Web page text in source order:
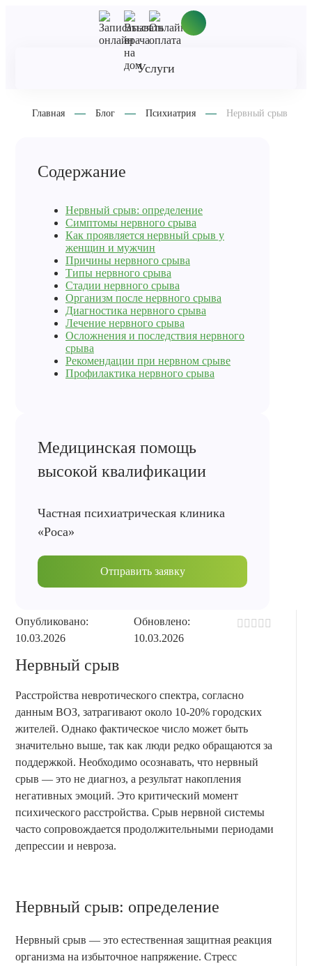
Услуги
Главная Блог Психиатрия Нервный срыв
Опубликовано:
10.03.2026
Обновлено:
10.03.2026
Нервный срыв
Расстройства невротического спектра, согласно
данным ВОЗ, затрагивают около 10-20% городских
жителей. Однако фактическое число может быть
значительно выше, так как люди редко обращаются за
поддержкой. Необходимо осознавать, что нервный
срыв — это не диагноз, а результат накопления
негативных эмоций. Это критический момент
психического расстройства. Срыв нервной системы
часто сопровождается продолжительными периодами
депрессии и невроза.
Нервный срыв: определение
Нервный срыв — это естественная защитная реакция
организма на избыточное напряжение. Стресс
Содержание
Нервный срыв: определение
Симптомы нервного срыва
Как проявляется нервный срыв у
женщин и мужчин
Причины нервного срыва
Типы нервного срыва
Стадии нервного срыва
Организм после нервного срыва
Диагностика нервного срыва
Лечение нервного срыва
Осложнения и последствия нервного
срыва
Рекомендации при нервном срыве
Профилактика нервного срыва
Медицинская помощь
высокой квалификации
Частная психиатрическая клиника
«Роса»
Отправить заявку